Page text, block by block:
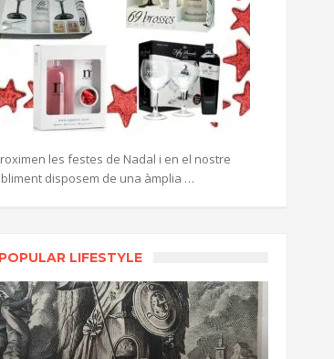
les festes de Nadal i en el nostre
disposem de una àmplia …
POPULAR LIFESTYLE